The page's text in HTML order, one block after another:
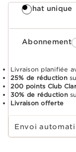
Achat unique
Abonnement
Livraison planifiée
25% de réduction
200 points Club
30% de réduction
Livraison offerte
Sélectionnez la durée de l'abonnement